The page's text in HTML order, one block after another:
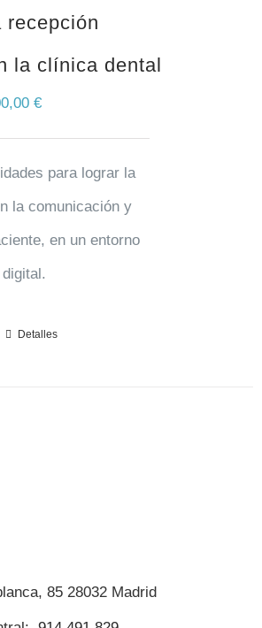
recepción
la clínica dental
€
para lograr la
la comunicación y
en un entorno
digital.
Detalles
85 28032 Madrid